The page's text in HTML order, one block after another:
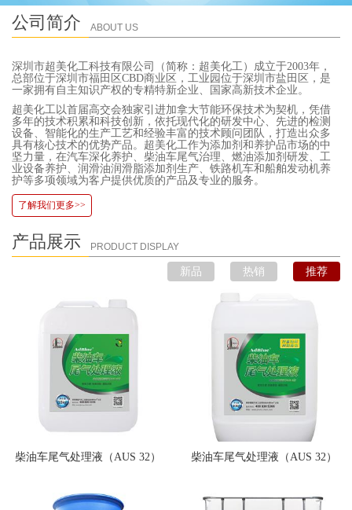
公司简介 ABOUT US
深圳市超美化工科技有限公司（简称：超美化工）成立于2003年，
总部位于深圳市福田区CBD商业区，工业园位于深圳市盐田区，是
一家拥有自主知识产权的专精特新企业、国家高新技术企业。
超美化工以首届高交会独家引进加拿大节能环保技术为契机，凭借
多年的技术积累和科技创新，依托现代化的研发中心、先进的检测
设备、智能化的生产工艺和经验丰富的技术顾问团队，打造出众多
具有核心技术的优势产品。超美化工作为添加剂和养护品市场的中
坚力量，在汽车深化养护、柴油车尾气治理、燃油添加剂研发、工
业设备养护、润滑油润滑脂添加剂生产、铁路机车和船舶发动机养
护等多项领域为客户提供优质的产品及专业的服务。
了解我们更多>>
产品展示 PRODUCT DISPLAY
推荐
热销
新品
柴油车尾气处理液（AUS 32） 柴油车尾气处理液（AUS 32）